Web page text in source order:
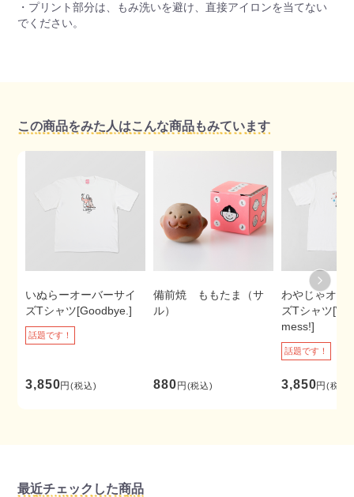
・プリント部分は、もみ洗いを避け、直接アイロンを当てない
でください。
この商品をみた人はこんな商品もみています
いぬらーオーバーサイ
ズTシャツ[Goodbye.]
話題です！
3,850円(税込)
備前焼 ももたま（サ
ル）
880 円 (税込)
わやじゃオー
ズTシャツ
mess!]
話題です！
3,850円(税込)
最近チェックした商品